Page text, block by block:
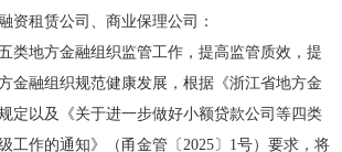
资租赁公司、商业保理公司：
类地方金融组织监管工作，提高监管质效，提
金融组织规范健康发展，根据《浙江省地方金
定以及《关于进一步做好小额贷款公司等四类
工作的通知》（甬金管〔2025〕1号）要求，将